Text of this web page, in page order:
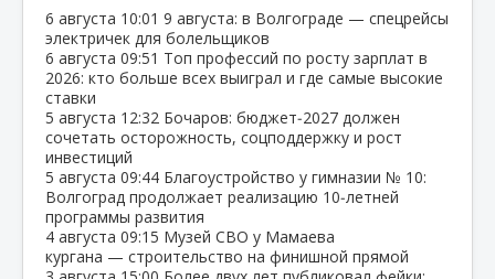
6 августа 10:01 9 августа: в Волгограде — спецрейсы
электричек для болельщиков
6 августа 09:51 Топ профессий по росту зарплат в
2026: кто больше всех выиграл и где самые высокие
ставки
5 августа 12:32 Бочаров: бюджет‑2027 должен
сочетать осторожность, соцподдержку и рост
инвестиций
5 августа 09:44 Благоустройство у гимназии № 10:
Волгоград продолжает реализацию 10‑летней
программы развития
4 августа 09:15 Музей СВО у Мамаева
кургана — строительство на финишной прямой